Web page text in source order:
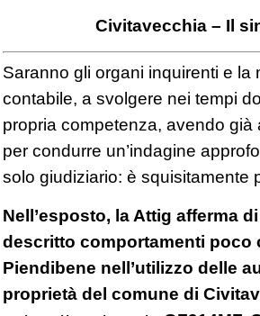
Civitavecchia – Il
Saranno gli organi inquirenti e
contabile, a svolgere nei tempi
propria competenza, avendo
per condurre un’indagine
solo giudiziario: è squisitamente
Nell’esposto, la Attig afferma
descritto comportamenti poco
Piendibene nell’utilizzo delle
proprietà del comune di